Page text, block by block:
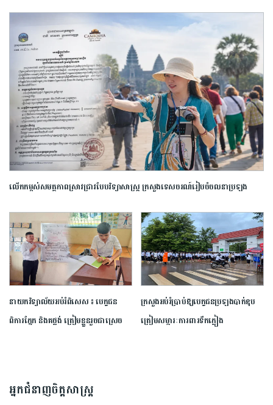
លើកកម្ពស់​សមត្ថភាព​ស្រាវជ្រាវ​បែប​វិទ្យាសាស្ត្រ​ ក្រសួង​ទេសចរណ៍​រៀបចំ​ចលនា​ប្រឡង​
នាយក​វិទ្យាល័យ​អប់រំ​ពិសេស​ ​៖ ​បេក្ខជន​
ពិការ​ភ្នែក​ និង​គថ្លង់​ ត្រៀមខ្លួន​រួច​ជាស្រេច​
ក្រសួង​អប់រំ​ប្រាប់​ឱ្យ​បេក្ខជន​ប្រឡង​បាក់ឌុប​
ត្រៀម​សម្ភារៈ​ការពារ​ទឹកភ្លៀង​
អ្នកជំនាញចិត្តសាស្រ្ត